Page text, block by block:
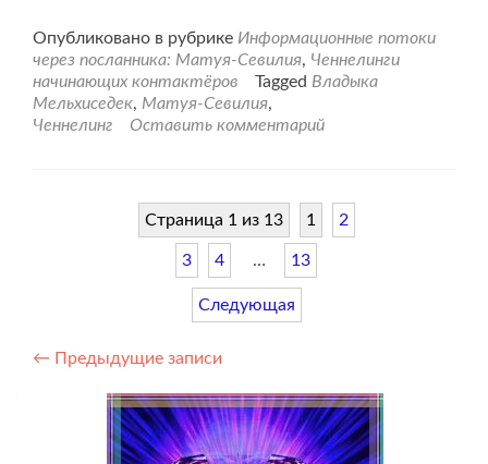
проЗачем
мы
здесь?
к
Опубликовано в рубрике Информационные потоки
через посланника: Матуя-Севилия, Ченнелинги
начинающих контактёров
Tagged Владыка
Мельхиседек, Матуя-Севилия,
Ченнелинг
Оставить комментарий
Страница 1 из 13 1 2
3 4 … 13
Следующая
Навигация
записям
← Предыдущие записи